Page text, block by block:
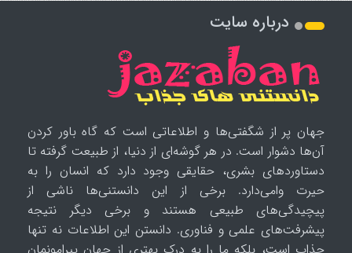
درباره سایت
جهان پر از شگفتی‌ها و اطلاعاتی است که گاه باور کردن
آن‌ها دشوار است. در هر گوشه‌ای از دنیا، از طبیعت گرفته تا
دستاوردهای بشری، حقایقی وجود دارد که انسان را به
حیرت وامی‌دارد. برخی از این دانستنی‌ها ناشی از
پیچیدگی‌های طبیعی هستند و برخی دیگر نتیجه
پیشرفت‌های علمی و فناوری. دانستن این اطلاعات نه تنها